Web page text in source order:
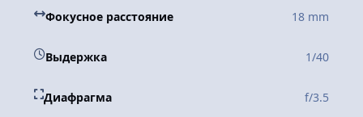
Фокусное расстояние 18 mm
Выдержка 1/40
Диафрагма f/3.5